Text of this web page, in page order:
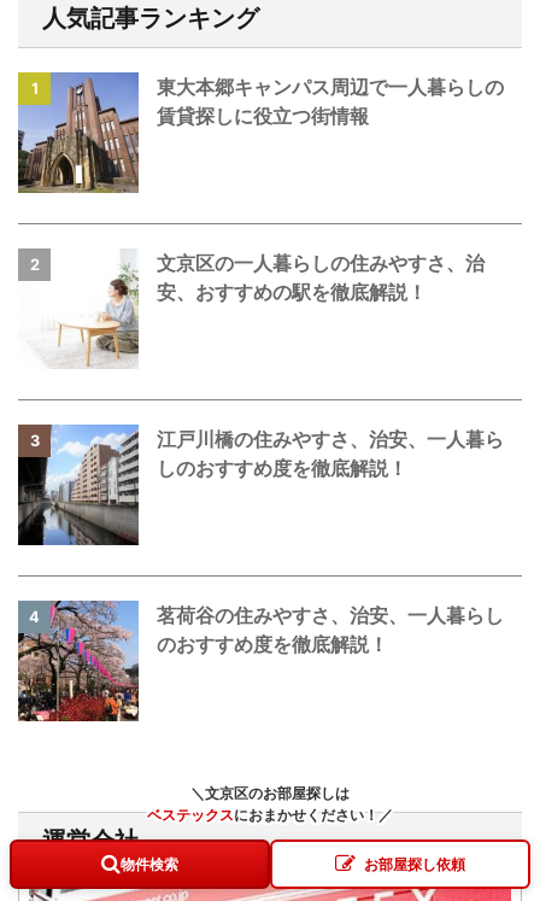
人気記事ランキング
1
東大本郷キャンパス周辺で一人暮らしの
賃貸探しに役立つ街情報
2
文京区の一人暮らしの住みやすさ、治
安、おすすめの駅を徹底解説！
3
江戸川橋の住みやすさ、治安、一人暮ら
しのおすすめ度を徹底解説！
4
茗荷谷の住みやすさ、治安、一人暮らし
のおすすめ度を徹底解説！
運営会社
＼文京区のお部屋探しは
ベステックスにおまかせください！／
物件検索 お部屋探し依頼